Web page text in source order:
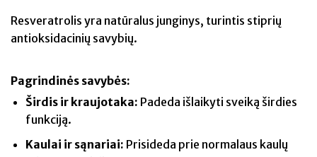
Resveratrolis yra natūralus junginys, turintis stiprių
antioksidacinių savybių.
Pagrindinės savybės:
Širdis ir kraujotaka: Padeda išlaikyti sveiką širdies
funkciją.
Kaulai ir sąnariai: Prisideda prie normalaus kaulų